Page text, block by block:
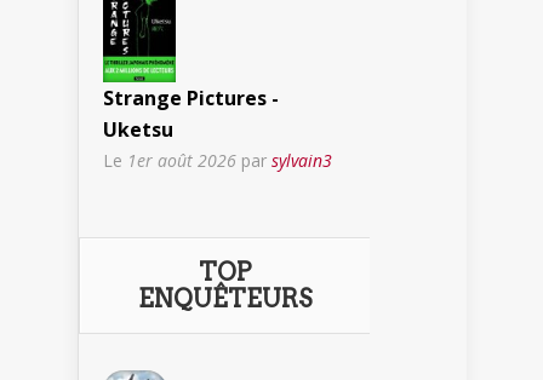
Strange Pictures -
Uketsu
Le 1er août 2026 par sylvain3
TOP
ENQUÊTEURS